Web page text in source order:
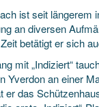
ist seit längerem
an diversen
betätigt er sich
mit „Indiziert“
Yverdon an einer
er das